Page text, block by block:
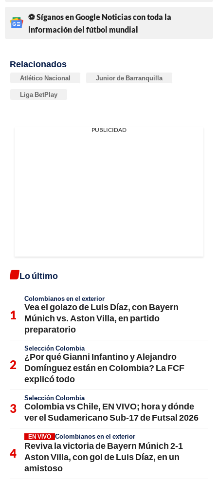
⚽ Síganos en Google Noticias con toda la
información del fútbol mundial
Relacionados
Atlético Nacional Junior de Barranquilla
Liga BetPlay
PUBLICIDAD
Lo último
Colombianos en el exterior
Vea el golazo de Luis Díaz, con Bayern
Múnich vs. Aston Villa, en partido
preparatorio
Selección Colombia
¿Por qué Gianni Infantino y Alejandro
Domínguez están en Colombia? La FCF
explicó todo
Selección Colombia
Colombia vs Chile, EN VIVO; hora y dónde
ver el Sudamericano Sub-17 de Futsal 2026
EN VIVO Colombianos en el exterior
Reviva la victoria de Bayern Múnich 2-1
Aston Villa, con gol de Luis Díaz, en un
amistoso